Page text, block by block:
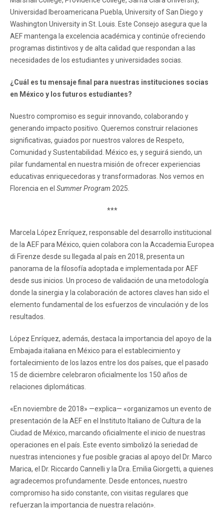
Universidad Iberoamericana Puebla, University of San Diego y
Washington University in St. Louis. Este Consejo asegura que la
AEF mantenga la excelencia académica y continúe ofreciendo
programas distintivos y de alta calidad que respondan a las
necesidades de los estudiantes y universidades socias.
¿Cuál es tu mensaje final para nuestras instituciones socias
en México y los futuros estudiantes?
Nuestro compromiso es seguir innovando, colaborando y
generando impacto positivo. Queremos construir relaciones
significativas, guiados por nuestros valores de Respeto,
Comunidad y Sustentabilidad. México es, y seguirá siendo, un
pilar fundamental en nuestra misión de ofrecer experiencias
educativas enriquecedoras y transformadoras. Nos vemos en
Florencia en el Summer Program 2025.
***
Marcela López Enríquez, responsable del desarrollo institucional
de la AEF para México, quien colabora con la Accademia Europea
di Firenze desde su llegada al país en 2018, presenta un
panorama de la filosofía adoptada e implementada por AEF
desde sus inicios. Un proceso de validación de una metodología
donde la sinergia y la colaboración de actores claves han sido el
elemento fundamental de los esfuerzos de vinculación y de los
resultados.
López Enríquez, además, destaca la importancia del apoyo de la
Embajada italiana en México para el establecimiento y
fortalecimiento de los lazos entre los dos países, que el pasado
15 de diciembre celebraron oficialmente los 150 años de
relaciones diplomáticas.
«En noviembre de 2018» —explica— «organizamos un evento de
presentación de la AEF en el Instituto Italiano de Cultura de la
Ciudad de México, marcando oficialmente el inicio de nuestras
operaciones en el país. Este evento simbolizó la seriedad de
nuestras intenciones y fue posible gracias al apoyo del Dr. Marco
Marica, el Dr. Riccardo Cannelli y la Dra. Emilia Giorgetti, a quienes
agradecemos profundamente. Desde entonces, nuestro
compromiso ha sido constante, con visitas regulares que
refuerzan la importancia de nuestra relación».